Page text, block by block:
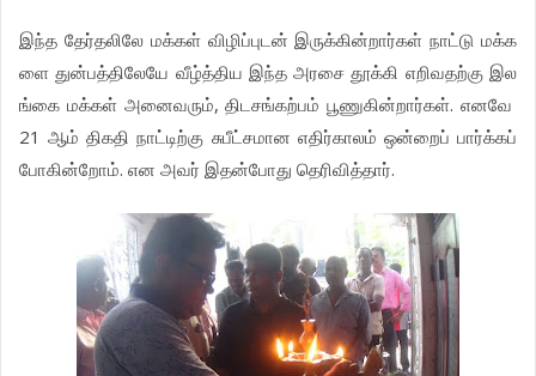
இந்த தேர்தலிலே மக்கள் விழிப்புடன் இருக்கின்றார்கள் நாட்டு மக்க
ளை துன்பத்திலேயே வீழ்த்திய இந்த அரசை தூக்கி எறிவதற்கு இல
ங்கை மக்கள் அனைவரும்,திடசங்கற்பம் பூணுகின்றார்கள். எனவே
21ஆம் திகதி நாட்டிற்கு சுபீட்சமான எதிர்காலம் ஒன்றைப் பார்க்கப்
போகின்றோம்.என அவர் இதன்போது தெரிவித்தார்.